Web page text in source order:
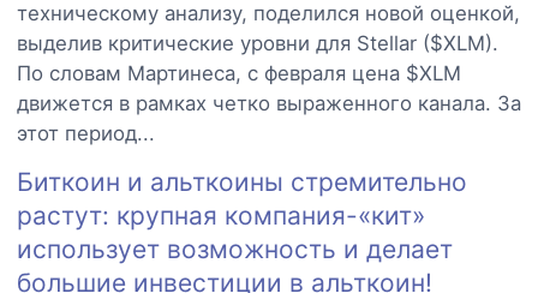
техническому анализу, поделился новой оценкой,
выделив критические уровни для Stellar ($XLM).
По словам Мартинеса, с февраля цена $XLM
движется в рамках четко выраженного канала. За
этот период...
Биткоин и альткоины стремительно
растут: крупная компания-«кит»
использует возможность и делает
большие инвестиции в альткоин!